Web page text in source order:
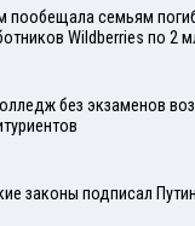
пообещала семьям
Wildberries по 2
без экзаменов
законы подписал